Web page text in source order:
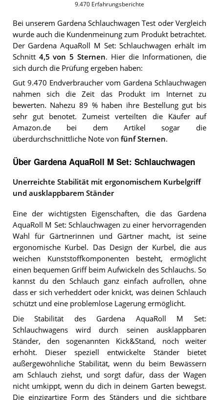
9.470 Erfahrungsberichte
Bei unserem Gardena Schlauchwagen Test oder Vergleich
wurde auch die Kundenmeinung zum Produkt betrachtet.
Der Gardena AquaRoll M Set: Schlauchwagen erhält im
Schnitt 4,5 von 5 Sternen. Hier die Informationen, die
sich durch die Prüfung ergeben haben:
Gut 9.470 Endverbraucher vom Gardena Schlauchwagen
nahmen sich die Zeit das Produkt im Internet zu
bewerten. Nahezu 89 % haben ihre Bestellung gut bis
sehr gut benotet. Zumeist verteilten die Käufer auf
Amazon.de bei dem Artikel sogar die
überdurchschnittliche Note von fünf Sternen.
Über Gardena AquaRoll M Set: Schlauchwagen
Unerreichte Stabilität mit ergonomischem Kurbelgriff
und ausklappbarem Ständer
Eine der wichtigsten Eigenschaften, die das Gardena
AquaRoll M Set: Schlauchwagen zu einer hervorragenden
Wahl für Gärtnerinnen und Gärtner macht, ist seine
ergonomische Kurbel. Das Design der Kurbel, die aus
weichen Kunststoffkomponenten besteht, ermöglicht
einen bequemen Griff beim Aufwickeln des Schlauchs. So
kannst du den Schlauch ganz einfach aufrollen, ohne
dass er sich verheddert oder knickt, was deinen Schlauch
schützt und eine problemlose Lagerung ermöglicht.
Die Stabilität des Gardena AquaRoll M Set:
Schlauchwagens wird durch seinen ausklappbaren
Ständer, den sogenannten Kick&Stand, noch weiter
erhöht. Dieser speziell entwickelte Ständer bietet
außergewöhnliche Stabilität, wenn du beim Bewässern
am Schlauch ziehst, und sorgt dafür, dass der Wagen
nicht umkippt, wenn du dich in deinem Garten bewegst.
Die einzigartige Form des Ständers und die sichtbare